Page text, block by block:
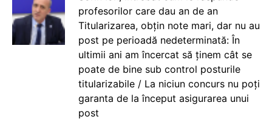
profesorilor care dau an de an
Titularizarea, obțin note mari, dar nu au
post pe perioadă nedeterminată: În
ultimii ani am încercat să ținem cât se
poate de bine sub control posturile
titularizabile / La niciun concurs nu poți
garanta de la început asigurarea unui
post